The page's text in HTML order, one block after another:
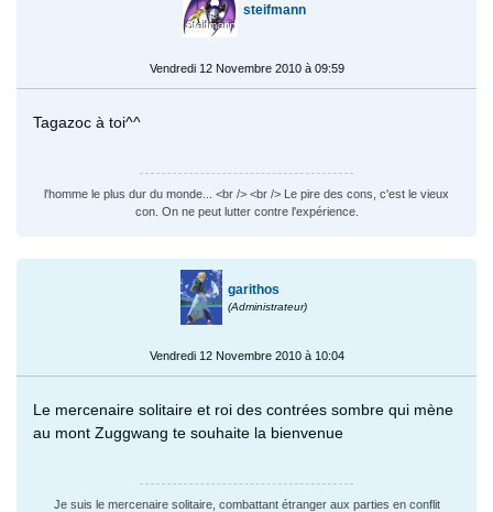
steifmann
Vendredi 12 Novembre 2010 à 09:59
Tagazoc à toi^^
l'homme le plus dur du monde... <br /> <br /> Le pire des cons, c'est le vieux
con. On ne peut lutter contre l'expérience.
garithos
(Administrateur)
Vendredi 12 Novembre 2010 à 10:04
Le mercenaire solitaire et roi des contrées sombre qui mène
au mont Zuggwang te souhaite la bienvenue
Je suis le mercenaire solitaire, combattant étranger aux parties en conflit